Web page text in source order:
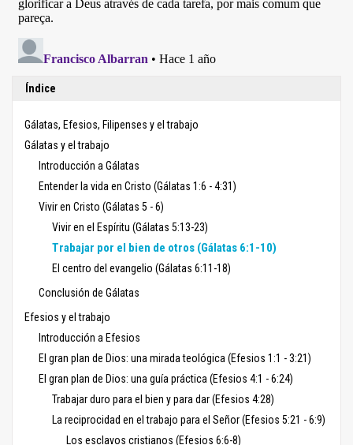
Índice
Gálatas, Efesios, Filipenses y el trabajo
Gálatas y el trabajo
Introducción a Gálatas
Entender la vida en Cristo (Gálatas 1:6 - 4:31)
Vivir en Cristo (Gálatas 5 - 6)
Vivir en el Espíritu (Gálatas 5:13-23)
Trabajar por el bien de otros (Gálatas 6:1-10)
El centro del evangelio (Gálatas 6:11-18)
Conclusión de Gálatas
Efesios y el trabajo
Introducción a Efesios
El gran plan de Dios: una mirada teológica (Efesios 1:1 - 3:21)
El gran plan de Dios: una guía práctica (Efesios 4:1 - 6:24)
Trabajar duro para el bien y para dar (Efesios 4:28)
La reciprocidad en el trabajo para el Señor (Efesios 5:21 - 6:9)
Los esclavos cristianos (Efesios 6:6-8)